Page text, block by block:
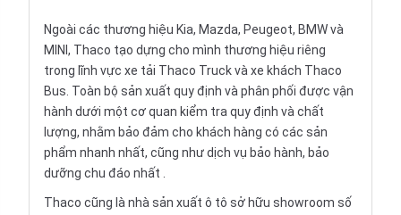
Ngoài các thương hiệu Kia, Mazda, Peugeot, BMW và
MINI, Thaco tạo dựng cho mình thương hiệu riêng
trong lĩnh vực xe tải Thaco Truck và xe khách Thaco
Bus. Toàn bộ sản xuất quy định và phân phối được vận
hành dưới một cơ quan kiểm tra quy định và chất
lượng, nhằm bảo đảm cho khách hàng có các sản
phẩm nhanh nhất, cũng như dịch vụ bảo hành, bảo
dưỡng chu đáo nhất .
Thaco cũng là nhà sản xuất ô tô sở hữu showroom số